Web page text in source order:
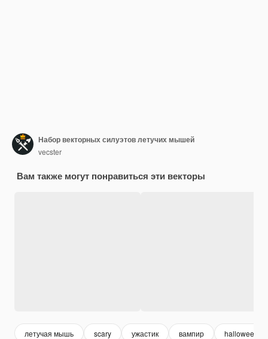
Набор векторных силуэтов летучих мышей
vecster
Вам также могут понравиться эти векторы
летучая мышь scary ужастик вампир halloween